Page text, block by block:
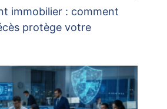
immobilier : comment
protège votre